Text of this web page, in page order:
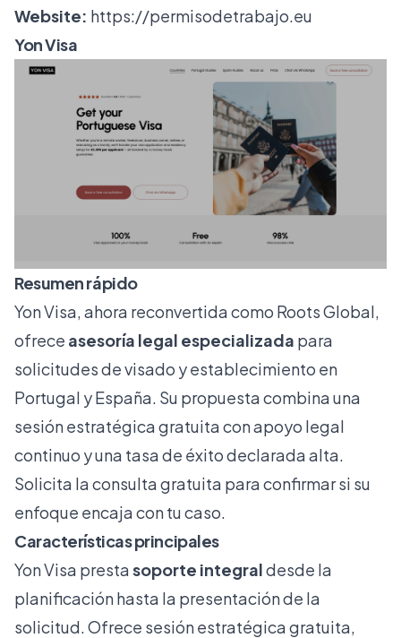
Website: https://permisodetrabajo.eu
Yon Visa
Resumen rápido
Yon Visa, ahora reconvertida como Roots Global,
ofrece asesoría legal especializada para
solicitudes de visado y establecimiento en
Portugal y España. Su propuesta combina una
sesión estratégica gratuita con apoyo legal
continuo y una tasa de éxito declarada alta.
Solicita la consulta gratuita para confirmar si su
enfoque encaja con tu caso.
Características principales
Yon Visa prestasoporte integraldesde la
planificación hasta la presentación de la
solicitud. Ofrece sesión estratégica gratuita,